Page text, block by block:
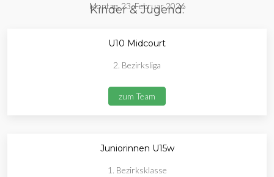
Montag, 23. Februar 2026
Kinder & Jugend:
U10 Midcourt
2. Bezirksliga
zum Team
Juniorinnen U15w
1. Bezirksklasse